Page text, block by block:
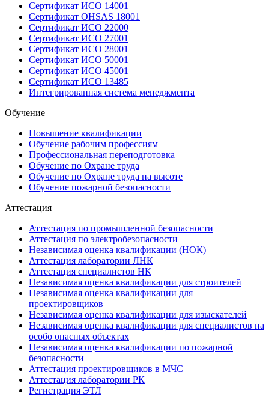
Сертификат ИСО 14001
Сертификат OHSAS 18001
Сертификат ИСО 22000
Сертификат ИСО 27001
Сертификат ИСО 28001
Сертификат ИСО 50001
Сертификат ИСО 45001
Сертификат ИСО 13485
Интегрированная система менеджмента
Обучение
Повышение квалификации
Обучение рабочим профессиям
Профессиональная переподготовка
Обучение по Охране труда
Обучение по Охране труда на высоте
Обучение пожарной безопасности
Аттестация
Аттестация по промышленной безопасности
Аттестация по электробезопасности
Независимая оценка квалификации (НОК)
Аттестация лаборатории ЛНК
Аттестация специалистов НК
Независимая оценка квалификации для строителей
Независимая оценка квалификации для
проектировщиков
Независимая оценка квалификации для изыскателей
Независимая оценка квалификации для специалистов на
особо опасных объектах
Независимая оценка квалификации по пожарной
безопасности
Аттестация проектировщиков в МЧС
Аттестация лаборатории РК
Регистрация ЭТЛ